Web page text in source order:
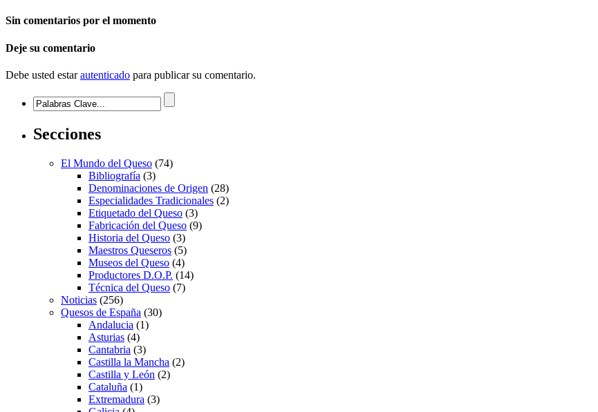
Sin comentarios por el momento
Deje su comentario
Debe usted estarautenticado para publicar su comentario.
Secciones
El Mundo del Queso (74)
Bibliografía (3)
Denominaciones de Origen (28)
Especialidades Tradicionales (2)
Etiquetado del Queso (3)
Fabricación del Queso (9)
Historia del Queso (3)
Maestros Queseros (5)
Museos del Queso (4)
Productores D.O.P. (14)
Técnica del Queso (7)
Noticias (256)
Quesos de España (30)
Andalucia (1)
Asturias (4)
Cantabria (3)
Castilla la Mancha (2)
Castilla y León (2)
Cataluña (1)
Extremadura (3)